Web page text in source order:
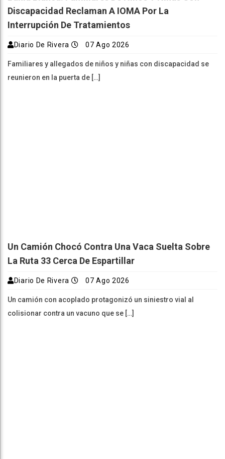
Discapacidad Reclaman A IOMA Por La
Interrupción De Tratamientos
Diario De Rivera 07 Ago 2026
Familiares y allegados de niños y niñas con discapacidad se
reunieron en la puerta de […]
Un Camión Chocó Contra Una Vaca Suelta Sobre
La Ruta 33 Cerca De Espartillar
Diario De Rivera 07 Ago 2026
Un camión con acoplado protagonizó un siniestro vial al
colisionar contra un vacuno que se […]